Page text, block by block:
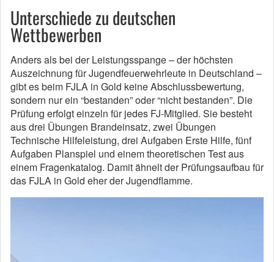
Unterschiede zu deutschen
Wettbewerben
Anders als bei der Leistungsspange – der höchsten
Auszeichnung für Jugendfeuerwehrleute in Deutschland –
gibt es beim FJLA in Gold keine Abschlussbewertung,
sondern nur ein “bestanden” oder “nicht bestanden”. Die
Prüfung erfolgt einzeln für jedes FJ-Mitglied. Sie besteht
aus drei Übungen Brandeinsatz, zwei Übungen
Technische Hilfeleistung, drei Aufgaben Erste Hilfe, fünf
Aufgaben Planspiel und einem theoretischen Test aus
einem Fragenkatalog. Damit ähnelt der Prüfungsaufbau für
das FJLA in Gold eher der Jugendflamme.